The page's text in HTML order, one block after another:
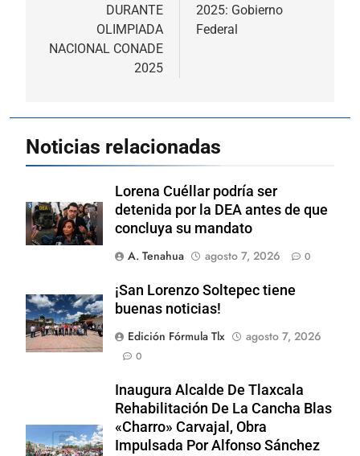
DURANTE
OLIMPIADA
NACIONAL CONADE
2025
2025: Gobierno
Federal
Noticias relacionadas
Lorena Cuéllar podría ser
detenida por la DEA antes de que
concluya su mandato
A. Tenahua
agosto 7, 2026 0
¡San Lorenzo Soltepec tiene
buenas noticias!
Edición Fórmula Tlx
agosto 7, 2026
0
Inaugura Alcalde De Tlaxcala
Rehabilitación De La Cancha Blas
«Charro» Carvajal, Obra
Impulsada Por Alfonso Sánchez